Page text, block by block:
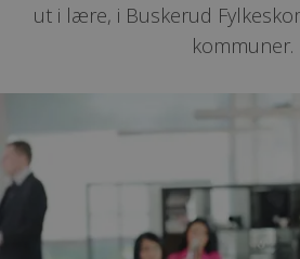
ut i lære, i Buskerud
kommuner.